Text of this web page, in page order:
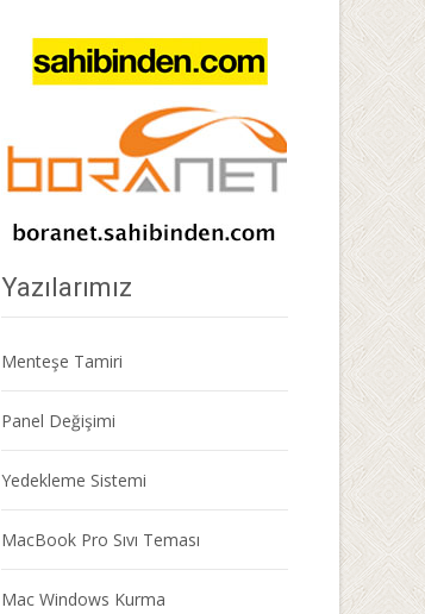
Yazılarımız
Menteşe Tamiri
Panel Değişimi
Yedekleme Sistemi
MacBook Pro Sıvı Teması
Mac Windows Kurma